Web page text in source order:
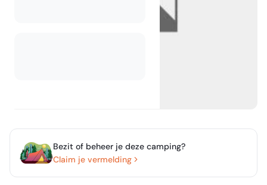
Bezit of beheer je deze camping?
Claim je vermelding